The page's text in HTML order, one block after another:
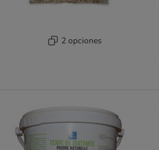
2 opciones